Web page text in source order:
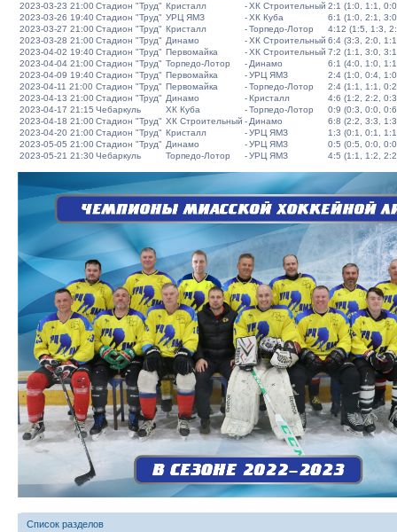
2023-03-23 21:00Стадион "Труд" Кристалл -ХК Строительный 2:1 (1:0, 1:1,
2023-03-26 19:40Стадион "Труд" УРЦ ЯМЗ -ХК Куба
6:1 (1:0, 2:1,
2023-03-27 21:00Стадион "Труд" Кристалл -Торпедо-Лотор
4:12 (1:5, 1:3,
2023-03-28 21:00Стадион "Труд" Динамо -ХК Строительный 6:4 (3:3, 2:0,
2023-04-02 19:40Стадион "Труд" Первомайка -ХК Строительный 7:2 (1:1, 3:0,
2023-04-04 21:00Стадион "Труд" Торпедо-Лотор - Динамо
6:1 (4:0, 1:0,
2023-04-09 19:40Стадион "Труд" Первомайка -УРЦ ЯМЗ
2:4 (1:0, 0:4,
2023-04-11 21:00 Стадион "Труд" Первомайка -Торпедо-Лотор
2:4 (1:1, 1:1,
2023-04-13 21:00Стадион "Труд" Динамо -Кристалл
4:6 (1:2, 2:2,
2023-04-17 21:15 Чебаркуль ХК Куба -Торпедо-Лотор
0:9 (0:3, 0:0,
2023-04-18 21:00Стадион "Труд" ХК Строительный - Динамо
6:8 (2:2, 3:3,
2023-04-20 21:00Стадион "Труд" Кристалл -УРЦ ЯМЗ
1:3 (0:1, 0:1,
2023-05-05 21:00Стадион "Труд" Динамо -УРЦ ЯМЗ
0:5 (0:5, 0:0,
2023-05-21 21:30Чебаркуль Торпедо-Лотор -УРЦ ЯМЗ 4:5 (1:1, 1:2,
Список разделов